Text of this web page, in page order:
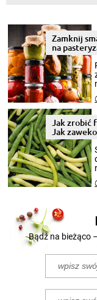
Zamknij
na
Jak zrobić
Jak
Bądź na bieżąco